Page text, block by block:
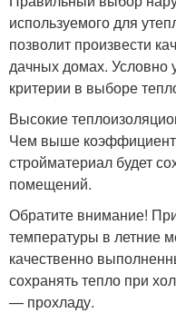
используемого для
позволит произвести
дачных домах.
критерии в выборе
Высокие
Чем выше коэффициент
стройматериал будет
помещений.
Обратите внимание!
температуры в летние
качественно
сохранять тепло при
— прохладу.